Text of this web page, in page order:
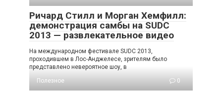
Ричард Стилл и Морган Хемфилл:
демонстрация самбы на SUDC
2013 — развлекательное видео
На международном фестивале SUDC 2013,
проходившем в Лос-Анджелесе, зрителям было
представлено невероятное шоу, в
Полезное
0